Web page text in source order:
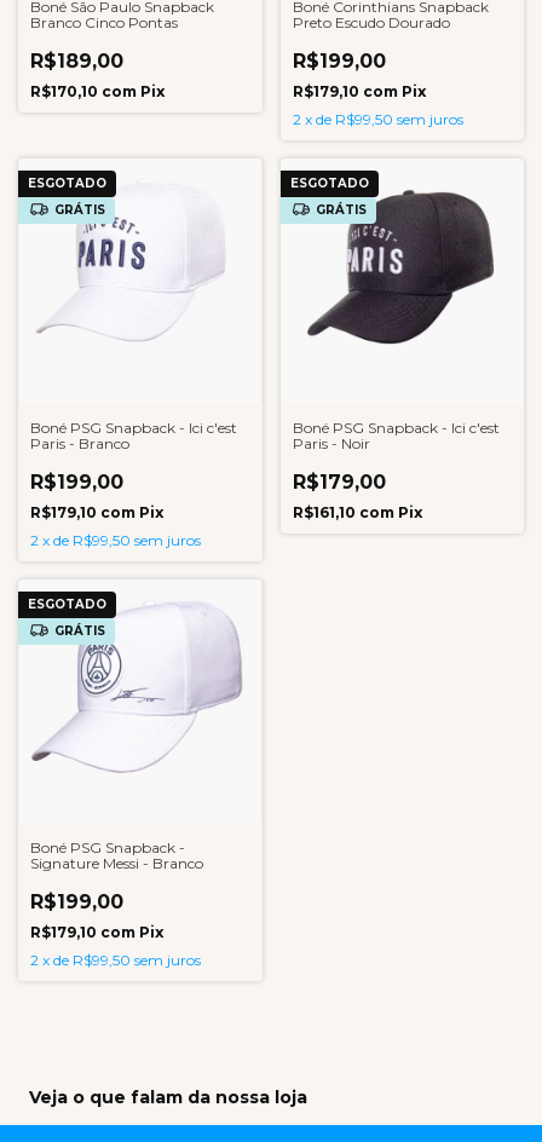
Boné São Paulo Snapback
Branco Cinco Pontas
R$189,00
R$170,10 com Pix
Boné Corinthians Snapback
Preto Escudo Dourado
R$199,00
R$179,10 com Pix
2 x de R$99,50 sem juros
ESGOTADO
GRÁTIS
Boné PSG Snapback - Ici c'est
Paris - Branco
R$199,00
R$179,10 com Pix
2 x de R$99,50 sem juros
ESGOTADO
GRÁTIS
Boné PSG Snapback - Ici c'est
Paris - Noir
R$179,00
R$161,10 com Pix
ESGOTADO
GRÁTIS
Boné PSG Snapback -
Signature Messi - Branco
R$199,00
R$179,10 com Pix
2 x de R$99,50 sem juros
Veja o que falam da nossa loja